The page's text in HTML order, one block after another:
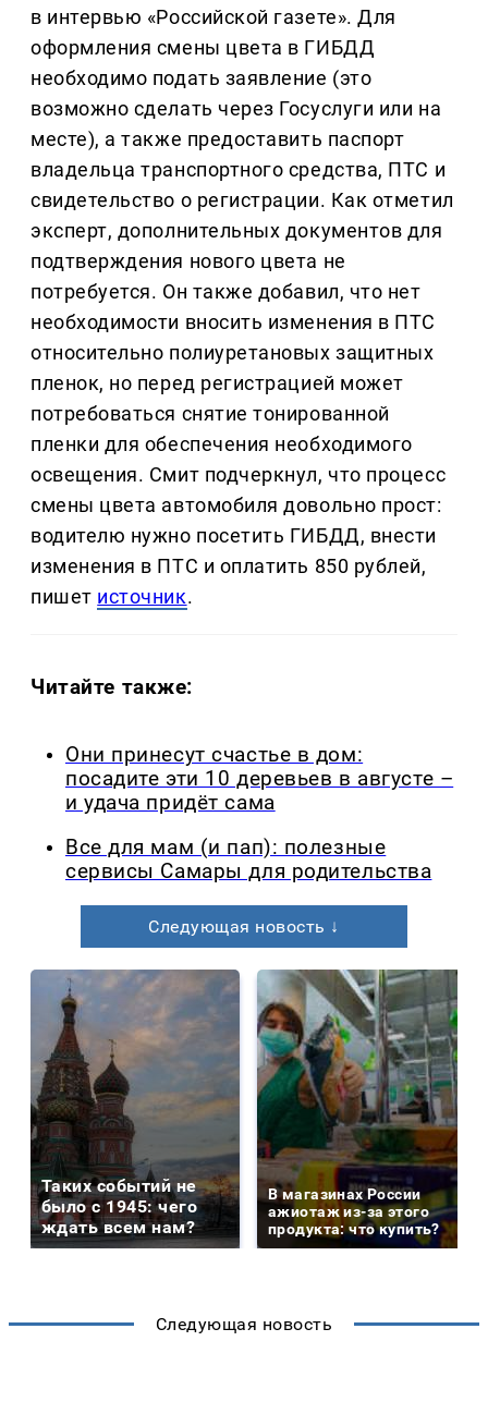
в интервью «Российской газете». Для
оформления смены цвета в ГИБДД
необходимо подать заявление (это
возможно сделать через Госуслуги или на
месте), а также предоставить паспорт
владельца транспортного средства, ПТС и
свидетельство о регистрации. Как отметил
эксперт, дополнительных документов для
подтверждения нового цвета не
потребуется. Он также добавил, что нет
необходимости вносить изменения в ПТС
относительно полиуретановых защитных
пленок, но перед регистрацией может
потребоваться снятие тонированной
пленки для обеспечения необходимого
освещения. Смит подчеркнул, что процесс
смены цвета автомобиля довольно прост:
водителю нужно посетить ГИБДД, внести
изменения в ПТС и оплатить 850 рублей,
пишет источник.
Читайте также:
Они принесут счастье в дом:
посадите эти 10 деревьев в августе –
и удача придёт сама
Все для мам (и пап): полезные
сервисы Самары для родительства
Следующая новость ↓
Таких событий не
было с 1945: чего
ждать всем нам?
В магазинах России
ажиотаж из-за этого
продукта: что купить?
Следующая новость